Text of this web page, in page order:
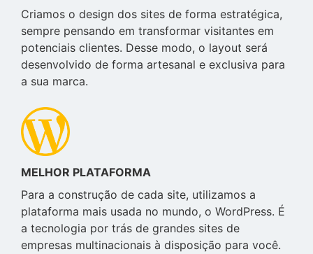
Criamos o design dos sites de forma estratégica,
sempre pensando em transformar visitantes em
potenciais clientes. Desse modo, o layout será
desenvolvido de forma artesanal e exclusiva para
a sua marca.
MELHOR PLATAFORMA
Para a construção de cada site, utilizamos a
plataforma mais usada no mundo, o WordPress. É
a tecnologia por trás de grandes sites de
empresas multinacionais à disposição para você.